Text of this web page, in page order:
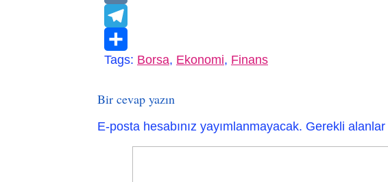
VK
Telegram
Paylaş
Tags: Borsa, Ekonomi, Finans
Bir cevap yazın
E-posta hesabınız yayımlanmayacak. Gerekli alanlar